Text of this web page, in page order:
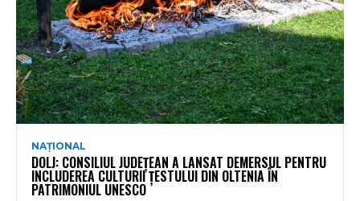
NAȚIONAL
DOLJ: CONSILIUL JUDEȚEAN A LANSAT DEMERSUL PENTRU
INCLUDEREA CULTURII ȚESTULUI DIN OLTENIA ÎN
PATRIMONIUL UNESCO